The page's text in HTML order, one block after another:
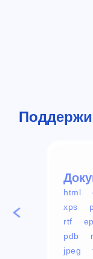
html
xps
rtf
pdb
jpeg